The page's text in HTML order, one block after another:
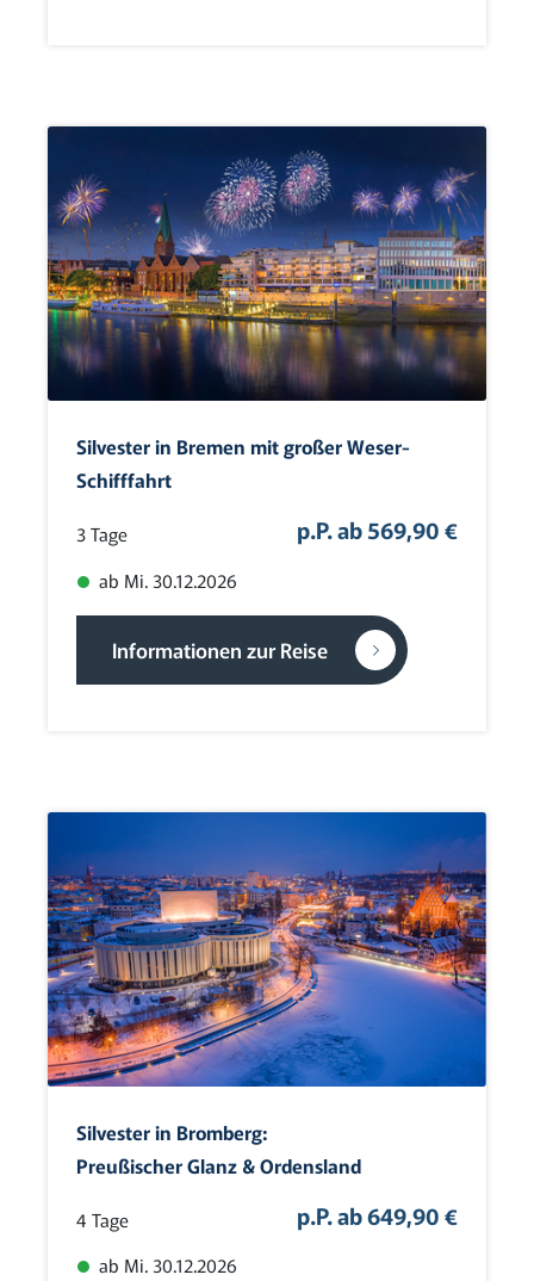
Niederlande
Norwegen
Polen (5)
Portugal(0)
Schottland(0)
Schweden(0)
Schweiz
Spanien
Tschechien(1)
Ungarn(0)
Österreich
Silvester in Bremen mit großer Weser-
Schifffahrt
3 Tage
ab Mi. 30.12.2026
p.P. ab 569,90 €
Informationen zur Reise
Silvester in Bromberg:
Preußischer Glanz & Ordensland
4 Tage
ab Mi. 30.12.2026
p.P. ab 649,90 €